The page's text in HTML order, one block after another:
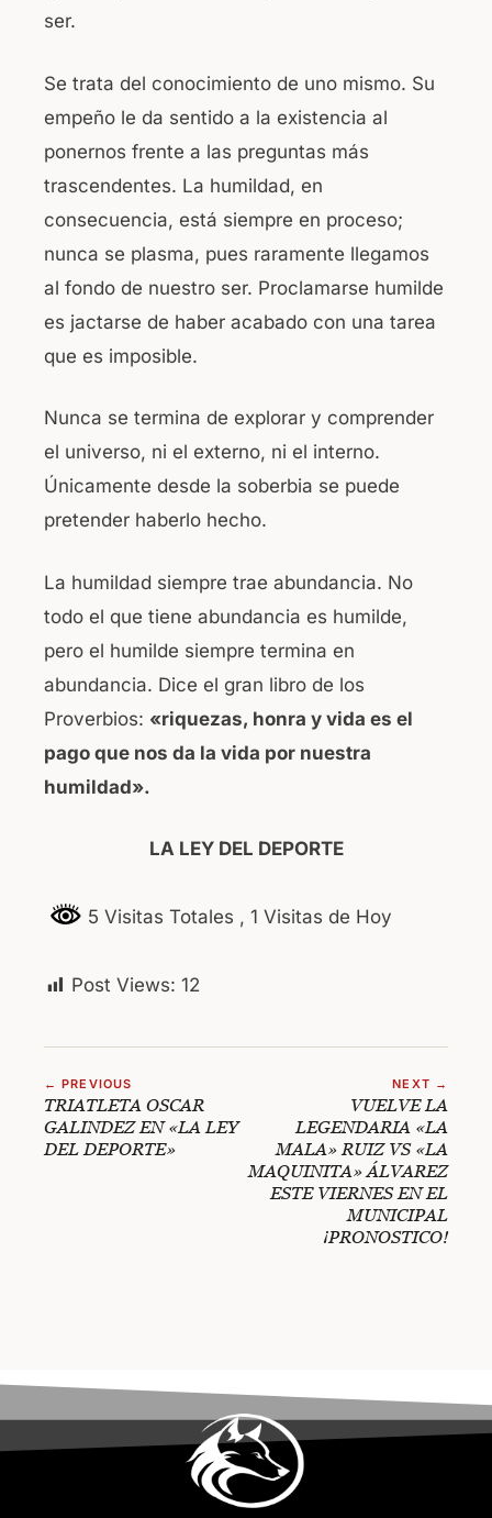
ser.
Se trata del conocimiento de uno mismo. Su
empeño le da sentido a la existencia al
ponernos frente a las preguntas más
trascendentes. La humildad, en
consecuencia, está siempre en proceso;
nunca se plasma, pues raramente llegamos
al fondo de nuestro ser. Proclamarse humilde
es jactarse de haber acabado con una tarea
que es imposible.
Nunca se termina de explorar y comprender
el universo, ni el externo, ni el interno.
Únicamente desde la soberbia se puede
pretender haberlo hecho.
La humildad siempre trae abundancia. No
todo el que tiene abundancia es humilde,
pero el humilde siempre termina en
abundancia. Dice el gran libro de los
Proverbios: «riquezas, honra y vida es el
pago que nos da la vida por nuestra
humildad».
LA LEY DEL DEPORTE
5 Visitas Totales , 1 Visitas de Hoy
Post Views: 12
← PREVIOUS
TRIATLETA OSCAR
GALINDEZ EN «LA LEY
DEL DEPORTE»
NEXT →
VUELVE LA
LEGENDARIA «LA
MALA» RUIZ VS «LA
MAQUINITA» ÁLVAREZ
ESTE VIERNES EN EL
MUNICIPAL
¡PRONOSTICO!